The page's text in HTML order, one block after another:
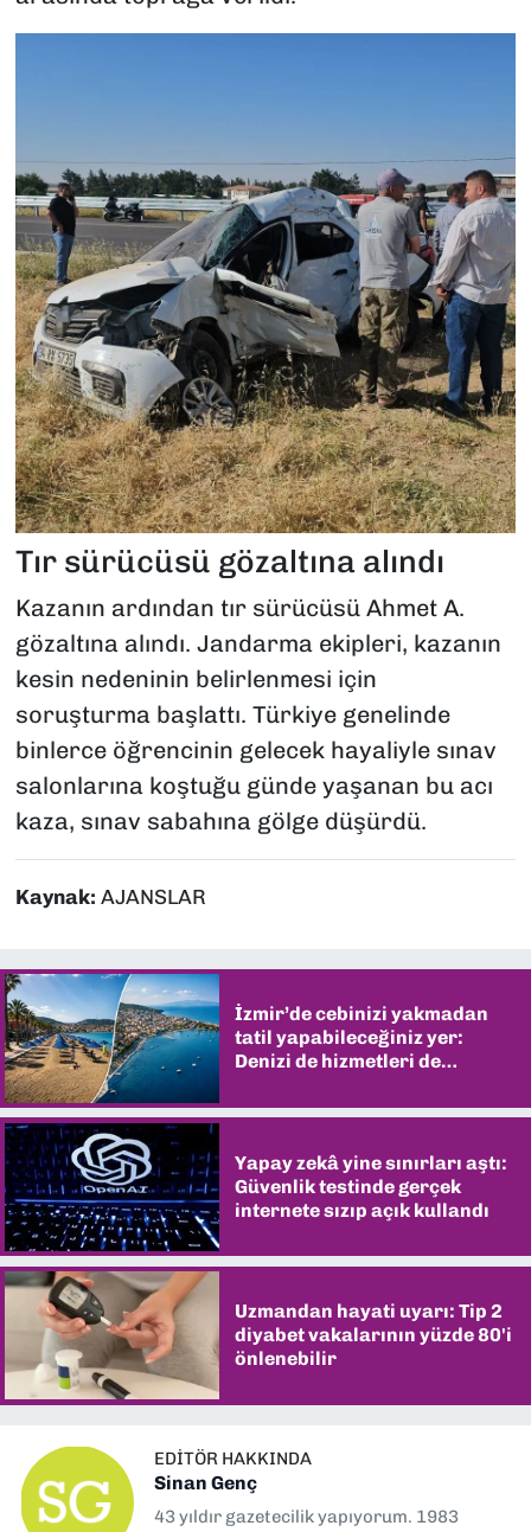
Tır sürücüsü gözaltına alındı
Kazanın ardından tır sürücüsü Ahmet A.
gözaltına alındı. Jandarma ekipleri, kazanın
kesin nedeninin belirlenmesi için
soruşturma başlattı. Türkiye genelinde
binlerce öğrencinin gelecek hayaliyle sınav
salonlarına koştuğu günde yaşanan bu acı
kaza, sınav sabahına gölge düşürdü.
Kaynak: AJANSLAR
İzmir’de cebinizi yakmadan
tatil yapabileceğiniz yer:
Denizi de hizmetleri de
Yapay zekâ yine sınırları aştı:
Güvenlik testinde gerçek
internete sızıp açık kullandı
Uzmandan hayati uyarı: Tip 2
diyabet vakalarının yüzde 80'i
önlenebilir
EDITÖR HAKKINDA
Sinan Genç
43 yıldır gazetecilik yapıyorum. 1983